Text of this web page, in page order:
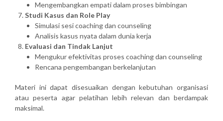
Mengembangkan empati dalam proses bimbingan
Studi Kasus dan Role Play
Simulasi sesi coaching dan counseling
Analisis kasus nyata dalam dunia kerja
Evaluasi dan Tindak Lanjut
Mengukur efektivitas proses coaching dan counseling
Rencana pengembangan berkelanjutan
Materi ini dapat disesuaikan dengan kebutuhan organisasi
atau peserta agar pelatihan lebih relevan dan berdampak
maksimal.